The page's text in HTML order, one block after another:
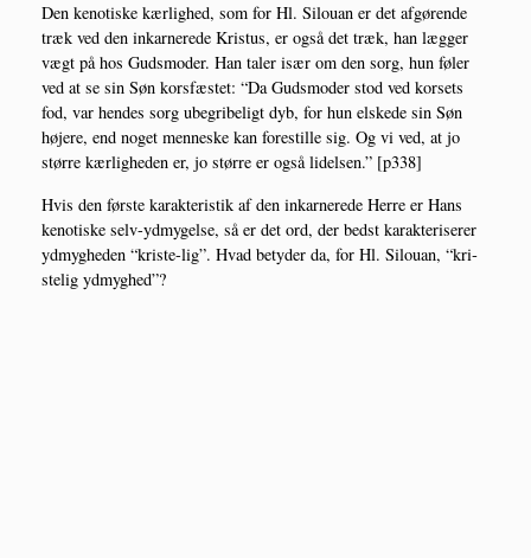
Den keno­ti­ske kær­lig­hed, som for Hl. Silou­an er det afgø­ren­de
træk ved den inkar­ne­re­de Kristus, er også det træk, han læg­ger
vægt på hos Guds­mo­der. Han taler især om den sorg, hun føler
ved at se sin Søn kors­fæ­stet: “Da Guds­mo­der stod ved kor­sets
fod, var hen­des sorg ube­gri­be­ligt dyb, for hun elske­de sin Søn
høje­re, end noget men­ne­ske kan fore­stil­le sig. Og vi ved, at jo
stør­re kær­lig­he­den er, jo stør­re er også lidel­sen.” [p338]
Hvis den før­ste karak­te­ri­stik af den inkar­ne­re­de Her­re er Hans
keno­ti­ske selv-ydmy­gel­se, så er det ord, der bedst karak­te­ri­se­rer
ydmyg­he­den “kri­ste-lig”. Hvad bety­der da, for Hl. Silou­an, “kri­
ste­lig ydmyghed”?